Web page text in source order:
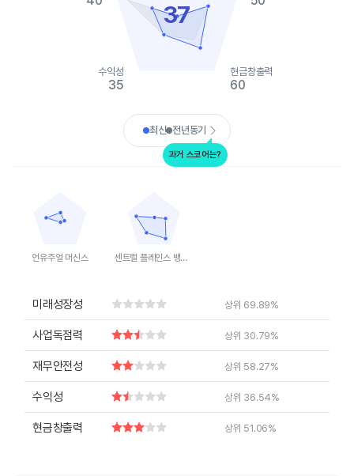
37
현금창출력
60
수익성
35
End of interactive chart.
최신 전년동기
과거 스코어는?
The chart has 1 X axis displaying categories.
The chart has 1 Y axis displaying values. Data ranges from 0
언유주얼 머신스
센트럴 플레인스 뱅크셰어스
The chart has 1 Y axis displaying values.
센트럴 플레인스 뱅크셰어스
미래성장성 상위 69.89%
사업독점력 상위 30.79%
재무안전성 상위 58.27%
수익성 상위 36.54%
현금창출력 상위 51.06%